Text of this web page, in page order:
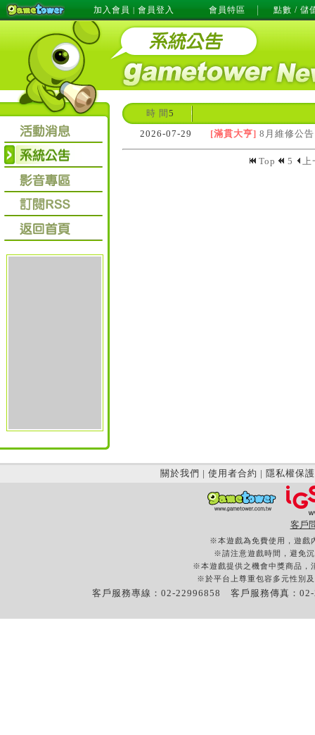
加入會員 | 會員登入 會員特區 點數 / 儲
時 間 5
2026-07-29
[滿貫大亨] 8月維修公告
Top 5 上
關於我們 | 使用者合約 | 隱私權保護
客戶
※本遊戲為免費使用，遊戲
※請注意遊戲時間，避免
※本遊戲提供之機會中獎商品，
※於平台上尊重包容多元性別
客戶服務專線：02-22996858 客戶服務傳真：